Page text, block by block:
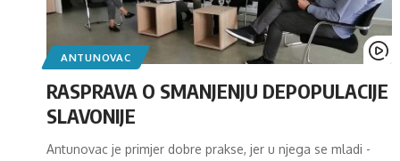
ANTUNOVAC
RASPRAVA O SMANJENJU DEPOPULACIJE
SLAVONIJE
Antunovac je primjer dobre prakse, jer u njega se mladi -